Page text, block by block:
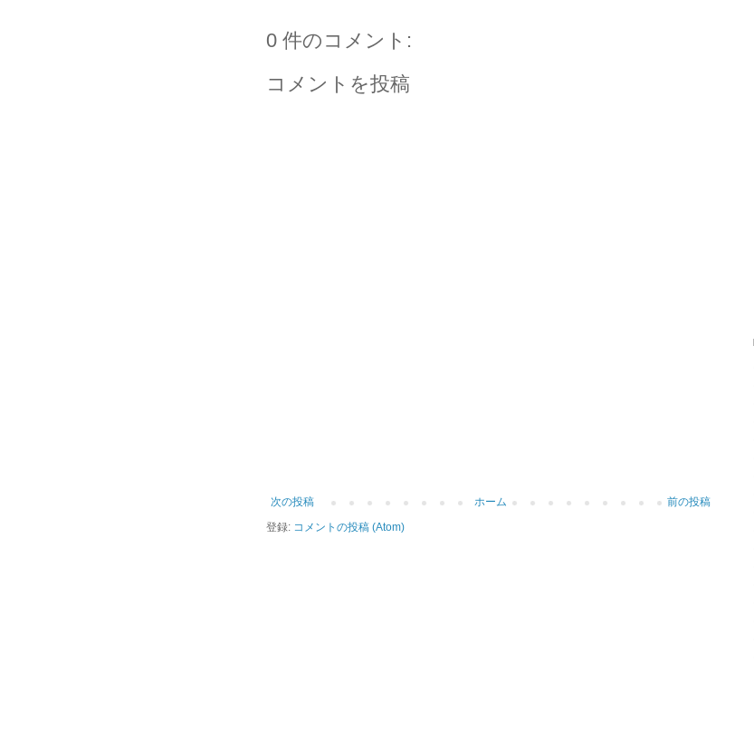
0 件のコメント:
コメントを投稿
次の投稿 前の投稿
ホーム
登録: コメントの投稿 (Atom)